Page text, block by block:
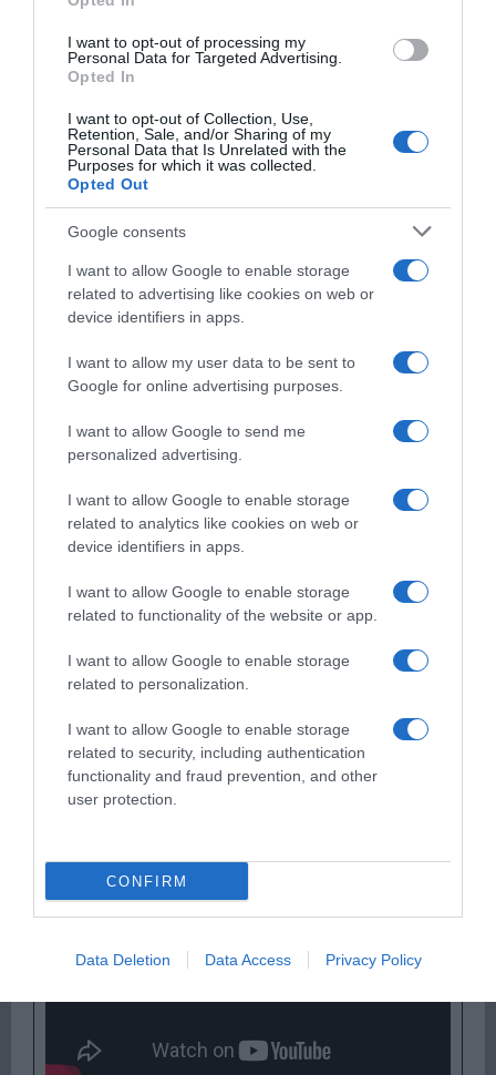
I want to opt-out of processing my
Personal Data for Targeted Advertising.
Opted In
I want to opt-out of Collection, Use,
Retention, Sale, and/or Sharing of my
Personal Data that Is Unrelated with the
Purposes for which it was collected.
Opted Out
Google consents
I want to allow Google to enable storage
related to advertising like cookies on web or
device identifiers in apps.
I want to allow my user data to be sent to
Google for online advertising purposes.
I want to allow Google to send me
personalized advertising.
I want to allow Google to enable storage
related to analytics like cookies on web or
device identifiers in apps.
I want to allow Google to enable storage
related to functionality of the website or app.
I want to allow Google to enable storage
related to personalization.
I want to allow Google to enable storage
related to security, including authentication
functionality and fraud prevention, and other
user protection.
CONFIRM
Data Deletion Data Access Privacy Policy
ΛΟΓΑΡΙΑΣΜΟΣ - ΛΙΟΛΙΟΥ ΚΑΤΕΡΙΝΑ
Παρακαλώ Περιμένετε...
ΔΕΥΤΕΡΑ – ΡΕΜΟΣ ΑΝΤΩΝΗΣ
Παρακαλώ Περιμένετε...
ΕΞΑΙΡΕΣΗ – ΒΙΣΣΗ ΑΝΝΑ